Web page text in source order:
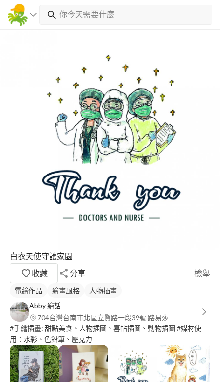
白衣天使守護家園
收藏
分享 檢舉
電繪作品 繪畫風格
人物插畫
Abby 繪話
704台灣台南市北區立賢路一段39號 路易莎
#手繪插畫: 甜點美食、人物插圖、喜帖插圖、動物插圖 #媒材使
用：水彩、色鉛筆、壓克力